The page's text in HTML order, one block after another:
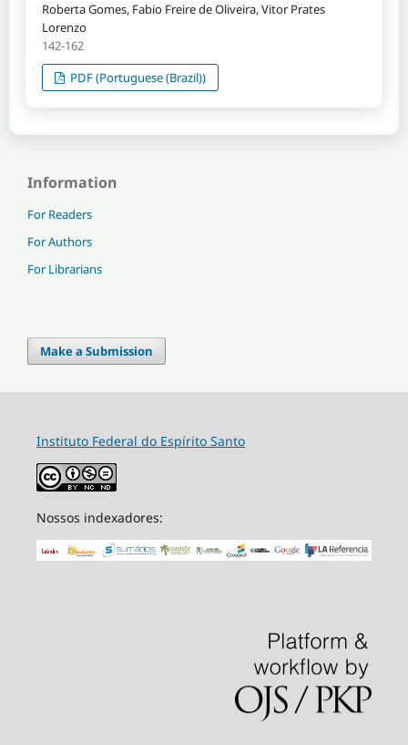
Roberta Gomes, Fabio Freire de Oliveira, Vitor Prates
Lorenzo
142-162
PDF (Portuguese (Brazil))
Information
For Readers
For Authors
For Librarians
Make a Submission
Instituto Federal do Espírito Santo
Nossos indexadores: